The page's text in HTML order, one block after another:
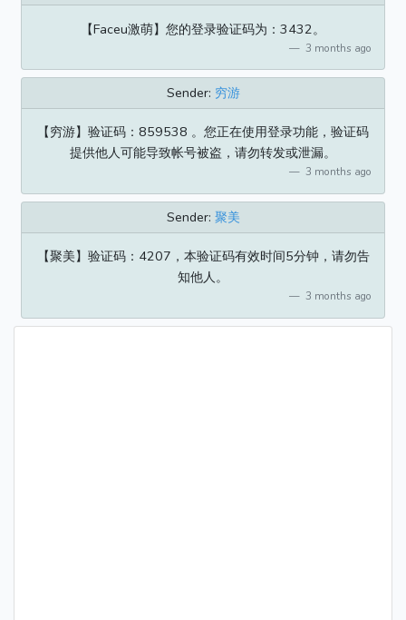
【Faceu激萌】您的登录验证码为：3432。
3 months ago
Sender: 穷游
【穷游】验证码：859538 。您正在使用登录功能，验证码
提供他人可能导致帐号被盗，请勿转发或泄漏。
3 months ago
Sender: 聚美
【聚美】验证码：4207，本验证码有效时间5分钟，请勿告
知他人。
3 months ago